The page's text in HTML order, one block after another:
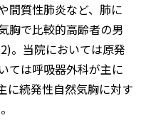
間質性肺炎など、肺に
胸で比較的高齢者の男
。当院においては原発
ては呼吸器外科が主に
に続発性自然気胸に対す